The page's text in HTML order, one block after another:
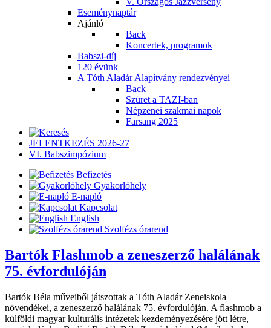
Eseménynaptár
Ajánló
Back
Koncertek, programok
Babszi-díj
120 évünk
A Tóth Aladár Alapítvány rendezvényei
Back
Szüret a TAZI-ban
Népzenei szakmai napok
Farsang 2025
JELENTKEZÉS 2026-27
VI. Babszimpózium
Befizetés
Gyakorlóhely
E-napló
Kapcsolat
English
Szolfézs órarend
Bartók Flashmob a zeneszerző halálának
75. évfordulóján
Bartók Béla műveiből játszottak a Tóth Aladár Zeneiskola
növendékei, a zeneszerző halálának 75. évfordulóján. A flashmob a
külföldi magyar kulturális intézetek kezdeményezésére jött létre,